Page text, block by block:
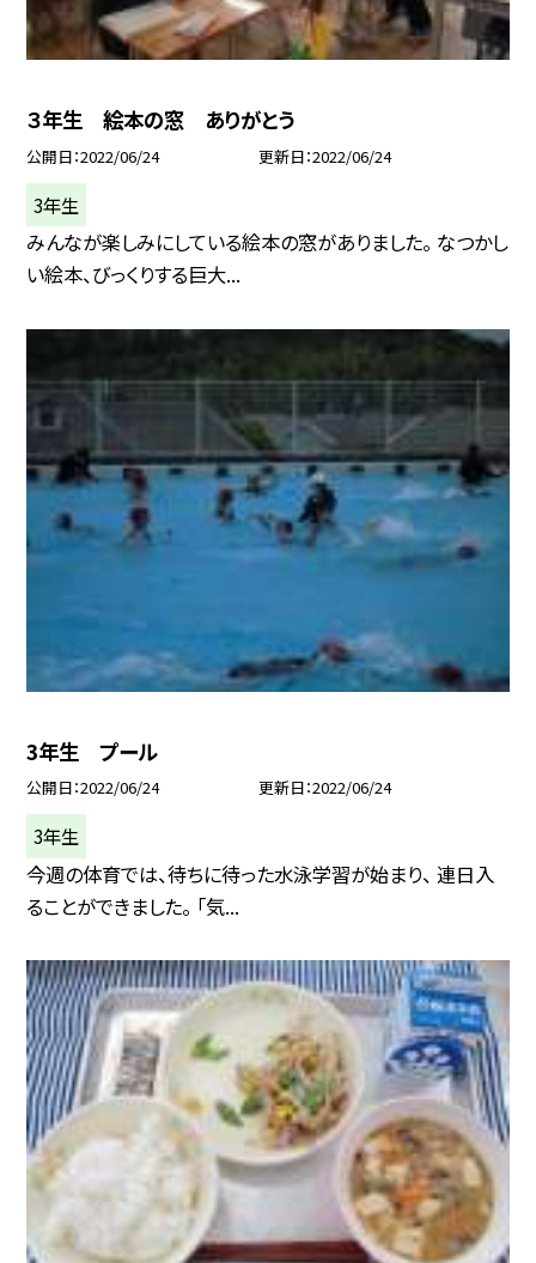
３年生 絵本の窓 ありがとう
公開日 2022/06/24 更新日 2022/06/24
3年生
みんなが楽しみにしている絵本の窓がありました。 なつかし
い絵本、びっくりする巨大...
3年生 プール
公開日 2022/06/24 更新日 2022/06/24
3年生
今週の体育では、待ちに待った水泳学習が始まり、 連日入
ることができました。 「気...